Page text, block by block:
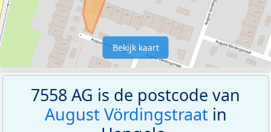
Bekijk kaart
7558 AG is de postcode van
August Vördingstraatin